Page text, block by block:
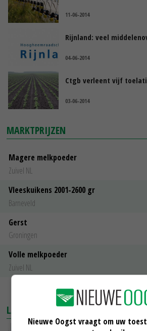
11-06-2014
Rijnland: veel
04-06-2014
Ctgb verleent vijf
03-06-2014
MARKTPRIJZEN
Magere melkpoeder
Zuivel NL
Vleeskuikens 2001-2600 gr
Barneveld
Gerst
Groningen
Volle melkpoeder
Zuivel NL
MEER MARKTPRIJZEN
LAATSTE NIEUWS
Nieuwe Oogst vraagt om uw